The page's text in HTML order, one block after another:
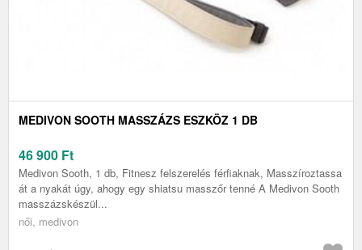
MEDIVON SOOTH MASSZÁZS ESZKÖZ 1 DB
46 900 Ft
Medivon Sooth, 1 db, Fitnesz felszerelés férfiaknak, Masszíroztassa
át a nyakát úgy, ahogy egy shiatsu masszőr tenné A Medivon Sooth
masszázskészül...
női, medivon